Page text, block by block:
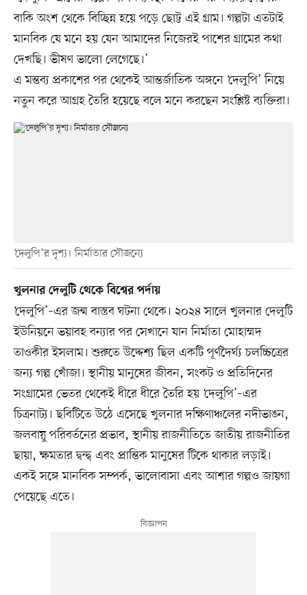
বাকি অংশ থেকে বিচ্ছিন্ন হয়ে পড়ে ছোট্ট এই গ্রাম। গল্পটা এতটাই
মানবিক যে মনে হয় যেন আমাদের নিজেরই পাশের গ্রামের কথা
দেখছি। ভীষণ ভালো লেগেছে।’
এ মন্তব্য প্রকাশের পর থেকেই আন্তর্জাতিক অঙ্গনে ‘দেলুপি’ নিয়ে
নতুন করে আগ্রহ তৈরি হয়েছে বলে মনে করছেন সংশ্লিষ্ট ব্যক্তিরা।
‘দেলুপি’র দৃশ্য। নির্মাতার সৌজন্যে
খুলনার দেলুটি থেকে বিশ্বের পর্দায়
‘দেলুপি’–এর জন্ম বাস্তব ঘটনা থেকে। ২০২৪ সালে খুলনার দেলুটি
ইউনিয়নে ভয়াবহ বন্যার পর সেখানে যান নির্মাতা মোহাম্মদ
তাওকীর ইসলাম। শুরুতে উদ্দেশ্য ছিল একটি পূর্ণদৈর্ঘ্য চলচ্চিত্রের
জন্য গল্প খোঁজা। স্থানীয় মানুষের জীবন, সংকট ও প্রতিদিনের
সংগ্রামের ভেতর থেকেই ধীরে ধীরে তৈরি হয় ‘দেলুপি’–এর
চিত্রনাট্য। ছবিটিতে উঠে এসেছে খুলনার দক্ষিণাঞ্চলের নদীভাঙন,
জলবায়ু পরিবর্তনের প্রভাব, স্থানীয় রাজনীতিতে জাতীয় রাজনীতির
ছায়া, ক্ষমতার দ্বন্দ্ব এবং প্রান্তিক মানুষের টিকে থাকার লড়াই।
একই সঙ্গে মানবিক সম্পর্ক, ভালোবাসা এবং আশার গল্পও জায়গা
পেয়েছে এতে।